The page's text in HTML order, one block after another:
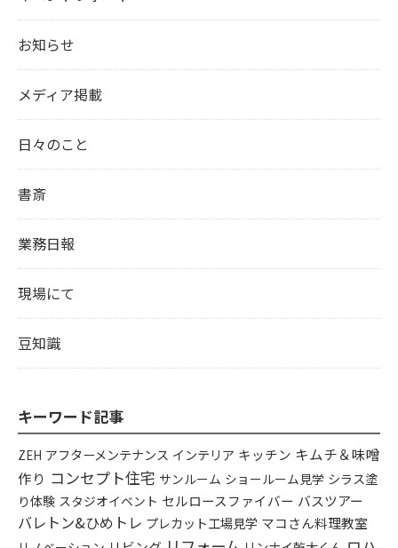
お知らせ
メディア掲載
日々のこと
書斎
業務日報
現場にて
豆知識
キーワード記事
ZEH アフターメンテナンス インテリア キッチン キムチ＆味噌
作り コンセプト住宅 サンルーム ショールーム見学 シラス塗
り体験 スタジオイベント セルロースファイバー バスツアー
バレトン&ひめトレ プレカット工場見学 マコさん料理教室